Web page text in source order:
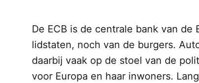
De ECB is de centrale bank van
lidstaten, noch van de burgers.
daarbij vaak op de stoel van de
voor Europa en haar inwoners.